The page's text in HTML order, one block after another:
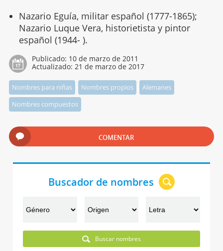
Nazario Eguía, militar español (1777-1865);
Nazario Luque Vera, historietista y pintor
español (1944- ).
Publicado: 10 de marzo de 2011
Actualizado: 21 de marzo de 2017
Nombres para niñas Nombres propios
Alemanes
Nombres compuestos
COMENTAR
Buscador de nombres
Buscar nombres